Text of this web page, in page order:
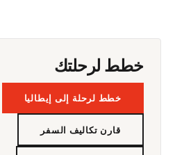
خطط لرحلتك
خطط لرحلة إلى إيطاليا
قارن تكاليف السفر